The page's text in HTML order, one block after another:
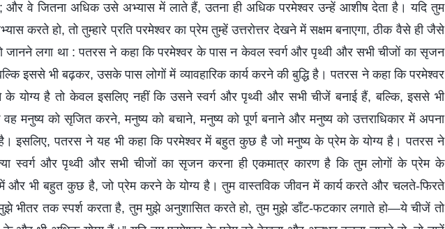
और वे जितना अधिक उसे अभ्यास में लाते हैं, उतना ही अधिक परमेश्वर उन्हें आशीष देता है। यदि तुम
करते हो, तो तुम्हारे प्रति परमेश्वर का प्रेम तुम्हें उत्तरोत्तर देखने में सक्षम बनाएगा, ठीक वैसे ही जैसे
जानने लगा था : पतरस ने कहा कि परमेश्वर के पास न केवल स्वर्ग और पृथ्वी और सभी चीजों का सृजन
इससे भी बढ़कर, उसके पास लोगों में व्यावहारिक कार्य करने की बुद्धि है। पतरस ने कहा कि परमेश्वर
के योग्य है तो केवल इसलिए नहीं कि उसने स्वर्ग और पृथ्वी और सभी चीजें बनाई हैं, बल्कि, इससे भी
मनुष्य को सृजित करने, मनुष्य को बचाने, मनुष्य को पूर्ण बनाने और मनुष्य को उत्तराधिकार में अपना
इसलिए, पतरस ने यह भी कहा कि परमेश्वर में बहुत कुछ है जो मनुष्य के प्रेम के योग्य है। पतरस ने
स्वर्ग और पृथ्वी और सभी चीजों का सृजन करना ही एकमात्र कारण है कि तुम लोगों के प्रेम के
और भी बहुत कुछ है, जो प्रेम करने के योग्य है। तुम वास्तविक जीवन में कार्य करते और चलते-फिरते
मुझे भीतर तक स्पर्श करता है, तुम मुझे अनुशासित करते हो, तुम मुझे डाँट-फटकार लगाते हो—ये चीजें तो